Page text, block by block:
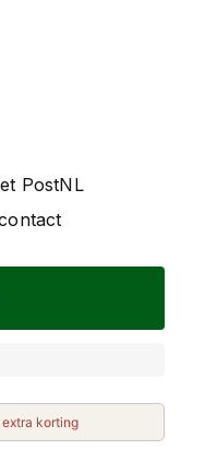
PostNL
korting